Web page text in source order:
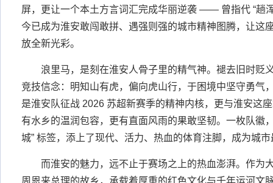
屏，更让一个本土方言词汇完成华丽逆袭 —— 曾指代 “趟
今已成为淮安敢闯敢拼、遇强则强的城市精神图腾，让这
放全新光彩。
浪里马，是刻在淮安人骨子里的精气神。褪去旧时贬
竞技信念：明知山有虎，偏向虎山行，于困境中坚守勇气
是淮安队征战 2026 苏超新赛季的精神内核，更与淮安这
有水乡的温润包容，更有直面风雨的果敢坚韧。一枚队徽
城” 标签，添上了现代、活力、热血的体育注脚，成为城
而淮安的魅力，远不止于赛场之上的热血澎湃。作为
周恩来总理的故乡，承载着厚重的红色文化与千年运河文